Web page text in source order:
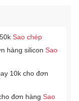
Sao chép
hàng silicon Sao
10k cho đơn
đơn hàng Sao